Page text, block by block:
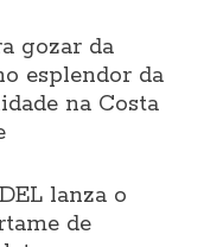
gozar da
esplendor da
na Costa
lanza o
de